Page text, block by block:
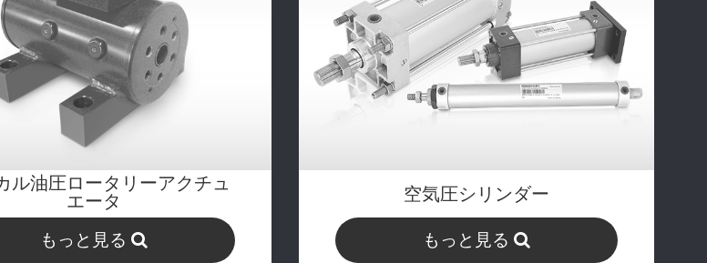
ル油圧ロータリーアクチュ
エータ
もっと見る
空気圧シリンダー
もっと見る